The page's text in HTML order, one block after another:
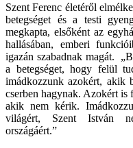
Szent Ferenc életéről
betegséget és a testi
megkapta, elsőként az
hallásában, emberi
igazán szabadnak magát.
a betegséget, hogy felül
imádkozzunk azokért, akik
cserben hagynak. Azokért
akik nem kérik.
világért, Szent István
országáért.”